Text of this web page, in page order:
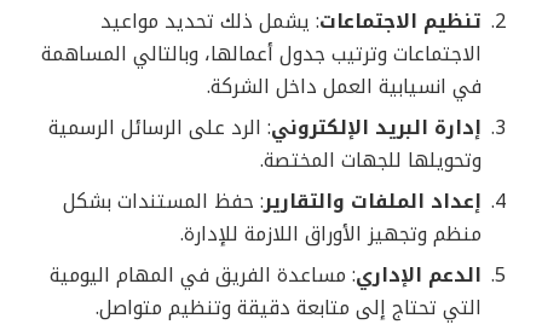
تنظيم الاجتماعات: يشمل ذلك تحديد مواعيد
الاجتماعات وترتيب جدول أعمالها، وبالتالي المساهمة
في انسيابية العمل داخل الشركة.
إدارة البريد الإلكتروني: الرد على الرسائل الرسمية
وتحويلها للجهات المختصة.
إعداد الملفات والتقارير: حفظ المستندات بشكل
منظم وتجهيز الأوراق اللازمة للإدارة.
الدعم الإداري: مساعدة الفريق في المهام اليومية
التي تحتاج إلى متابعة دقيقة وتنظيم متواصل.